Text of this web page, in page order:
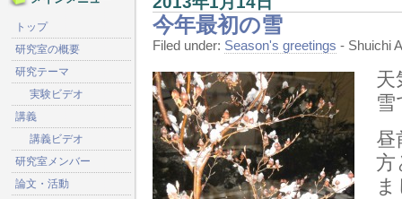
今年最初の雪
Filed under: Season's greetings - Shuichi
天
雪
昼
方
トップ
研究室の概要
研究テーマ
実験ビデオ
講義
講義ビデオ
研究室メンバー
論文・活動